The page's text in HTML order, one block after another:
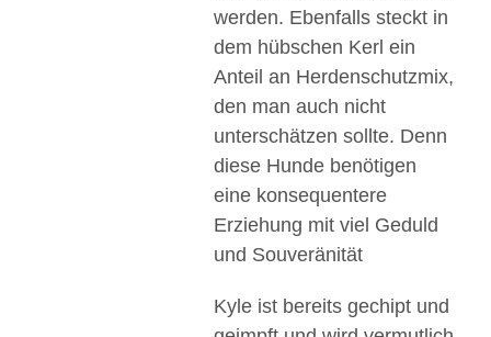
werden. Ebenfalls steckt in
dem hübschen Kerl ein
Anteil an Herdenschutzmix,
den man auch nicht
unterschätzen sollte. Denn
diese Hunde benötigen
eine konsequentere
Erziehung mit viel Geduld
und Souveränität
Kyle ist bereits gechipt und